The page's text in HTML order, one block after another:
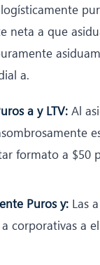
neta a que
a.
a y LTV: Al
formato a $50
Puros y: Las
corporativas a